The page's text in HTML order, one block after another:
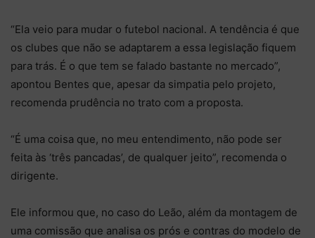
“Ela veio para mudar o futebol nacional. A tendência é que
os clubes que não se adaptarem a essa legislação fiquem
para trás. É o que tem se falado bastante no mercado”,
apontou Bentes que, apesar da simpatia pelo projeto,
recomenda prudência no trato com a proposta.
“É uma coisa que, no meu entendimento, não pode ser
feita às ‘três pancadas’, de qualquer jeito”, recomenda o
dirigente.
Ele informou que, no caso do Leão, além da montagem de
uma comissão que analisa os prós e contras do modelo de